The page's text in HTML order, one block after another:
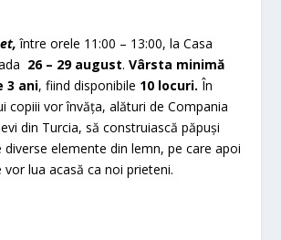
între orele 11:00 – 13:00, la Casa
26 – 29 august.Vârsta minimă
3 ani, fiind disponibile 10 locuri.În
copiii vor învăța, alături de Compania
din Turcia, să construiască păpuși
elemente din lemn, pe care apoi
vor lua acasă ca noi prieteni.